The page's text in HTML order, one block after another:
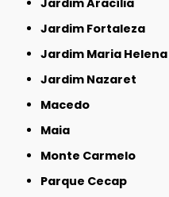
Jardim Aracília
Jardim Fortaleza
Jardim Maria Helena
Jardim Nazaret
Macedo
Maia
Monte Carmelo
Parque Cecap